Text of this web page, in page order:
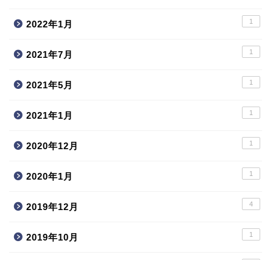
2022年1月 1
2021年7月 1
2021年5月 1
2021年1月 1
2020年12月 1
2020年1月 1
2019年12月 4
2019年10月 1